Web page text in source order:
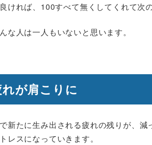
ければ、100すべて無くしてくれて次
な人は一人もいないと思います。
が肩こりに
新たに生み出される疲れの残りが、
レスになっていきます。